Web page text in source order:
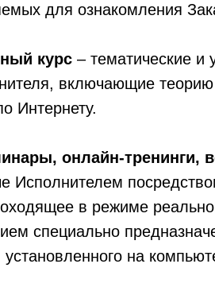
для ознакомления
курс – тематические
включающие
Интернету.
онлайн-тренинги,
Исполнителем
в режиме
специально
на